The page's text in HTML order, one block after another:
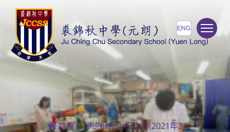
首頁>邱德根先生紀念日(2021年3